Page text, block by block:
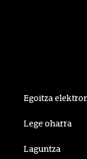
Egoitza
Lege oharra
Laguntza